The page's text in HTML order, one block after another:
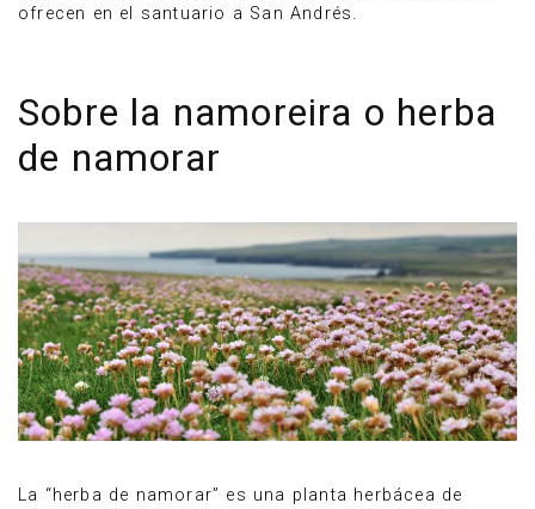
ofrecen en el santuario a San Andrés.
Sobre la namoreira o herba
de namorar
La “herba de namorar” es una planta herbácea de